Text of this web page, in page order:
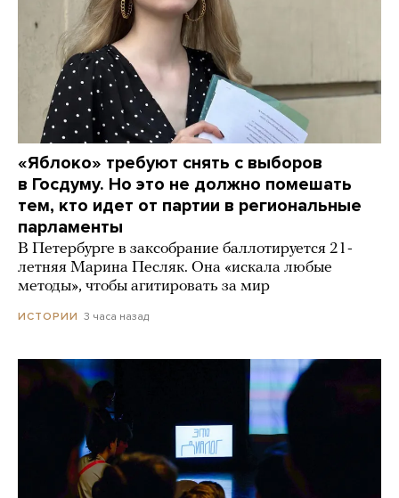
«Яблоко» требуют снять с выборов
в Госдуму. Но это не должно помешать
тем, кто идет от партии в региональные
парламенты
В Петербурге в заксобрание баллотируется 21-
летняя Марина Песляк. Она «искала любые
методы», чтобы агитировать за мир
ИСТОРИИ 3 часа назад